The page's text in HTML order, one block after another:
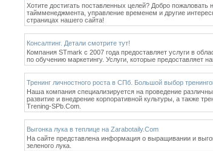
Хотите достигать поставленных целей? Добро
таймменеджмента, управление временем и другие
страницах нашего сайта!
Консалтинг. Детали смотрите тут!
Компания STmark с 2007 года предоставляет услуги в
по обучению маркетингу. Услуги, которые предоставляет
Тренинг личностного роста в СПб. Большой выбор
Наша компания специализируется на проведение
развитие и внедрение корпоративной культуры, а также
Trening-SPb.Com.
Выгонка лука в теплице на Zarabotaily.Com
На сайте представлена информация о выращивании и
зеленого лука.